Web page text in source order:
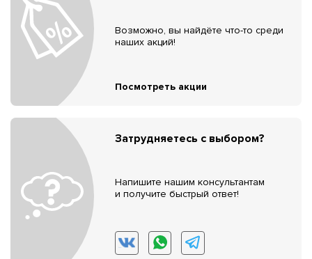
Возможно, вы найдёте что-то среди
наших акций!
Посмотреть акции
Затрудняетесь с выбором?
Напишите нашим консультантам
и получите быстрый ответ!